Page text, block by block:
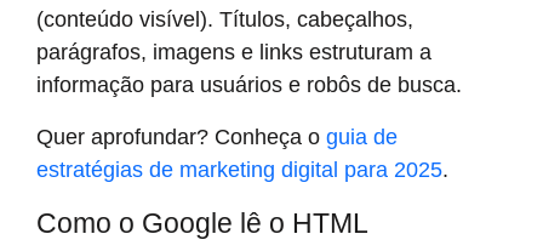
(conteúdo visível). Títulos, cabeçalhos,
parágrafos, imagens e links estruturam a
informação para usuários e robôs de busca.
Quer aprofundar? Conheça o guia de
estratégias de marketing digital para 2025.
Como o Google lê o HTML